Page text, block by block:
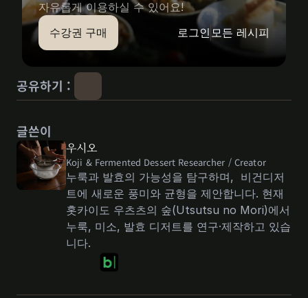
자유롭게 이용하실 수 있어요!
수강권 구매
로그인 모든 레시피
공유하기 :
글쓴이
우시오
Koji & Fermented Dessert Researcher / Creator
누룩과 발효의 가능성을 탐구하며,  비건디저
트에 새로운 풍미와 균형을 제안합니다. 현재
홋카이도 우츠츠의 숲(Utsutsu no Mori)에서
누룩, 미소, 발효 디저트를 연구·제작하고 있습
니다.